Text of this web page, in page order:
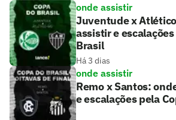
onde assistir
Juventude x
assistir e
Brasil
Há 3 dias
onde assistir
Remo x Santos:
e escalações pela